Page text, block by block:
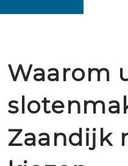
Waarom
Zaandijk